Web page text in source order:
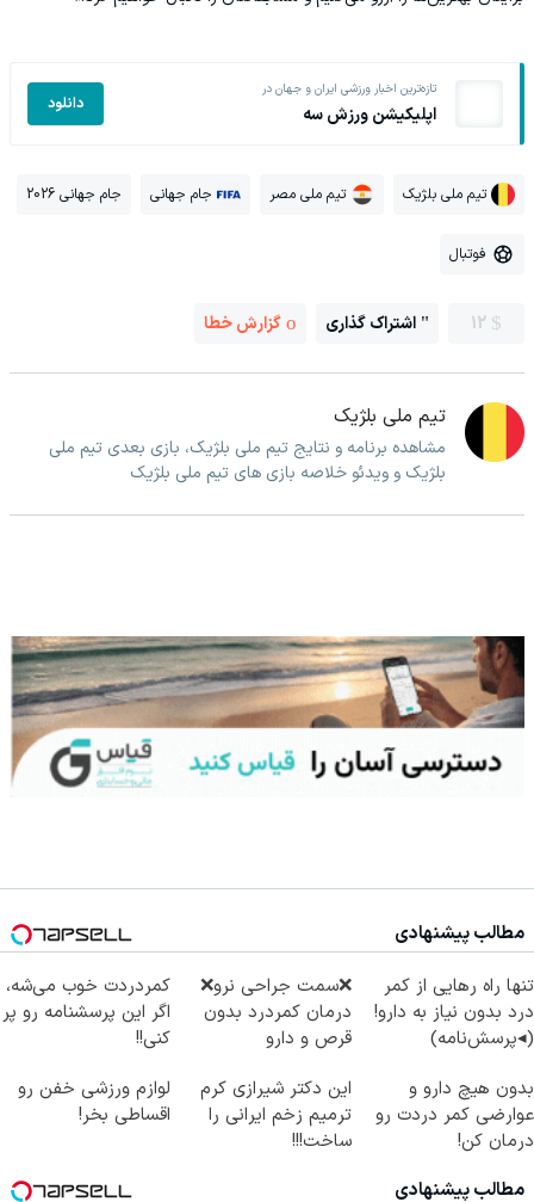
تازه‌ترین اخبار ورزشی ایران و جهان در
اپلیکیشن ورزش سه دانلود
تیم ملی بلژیک تیم ملی مصر جام جهانی جام جهانی 2026
فوتبال
12 اشتراک گذاری گزارش خطا
تیم ملی بلژیک
مشاهده برنامه و نتایج تیم ملی بلژیک، بازی بعدی تیم ملی
بلژیک و ویدئو خلاصه بازی های تیم ملی بلژیک
مطالب پیشنهادی
تنها راه رهایی از کمر
درد بدون نیاز به دارو!
(◂پرسش‌نامه)
❌سمت جراحی نرو❌
درمان کمردرد بدون
قرص و دارو
کمردردت خوب می‌شه،
اگر این پرسشنامه رو پر
کنی!!
بدون هیچ دارو و
عوارضی کمر دردت رو
درمان کن!
این دکتر شیرازی کرم
ترمیم زخم ایرانی را
ساخت!!!
لوازم ورزشی خفن رو
اقساطی بخر!
مطالب پیشنهادی